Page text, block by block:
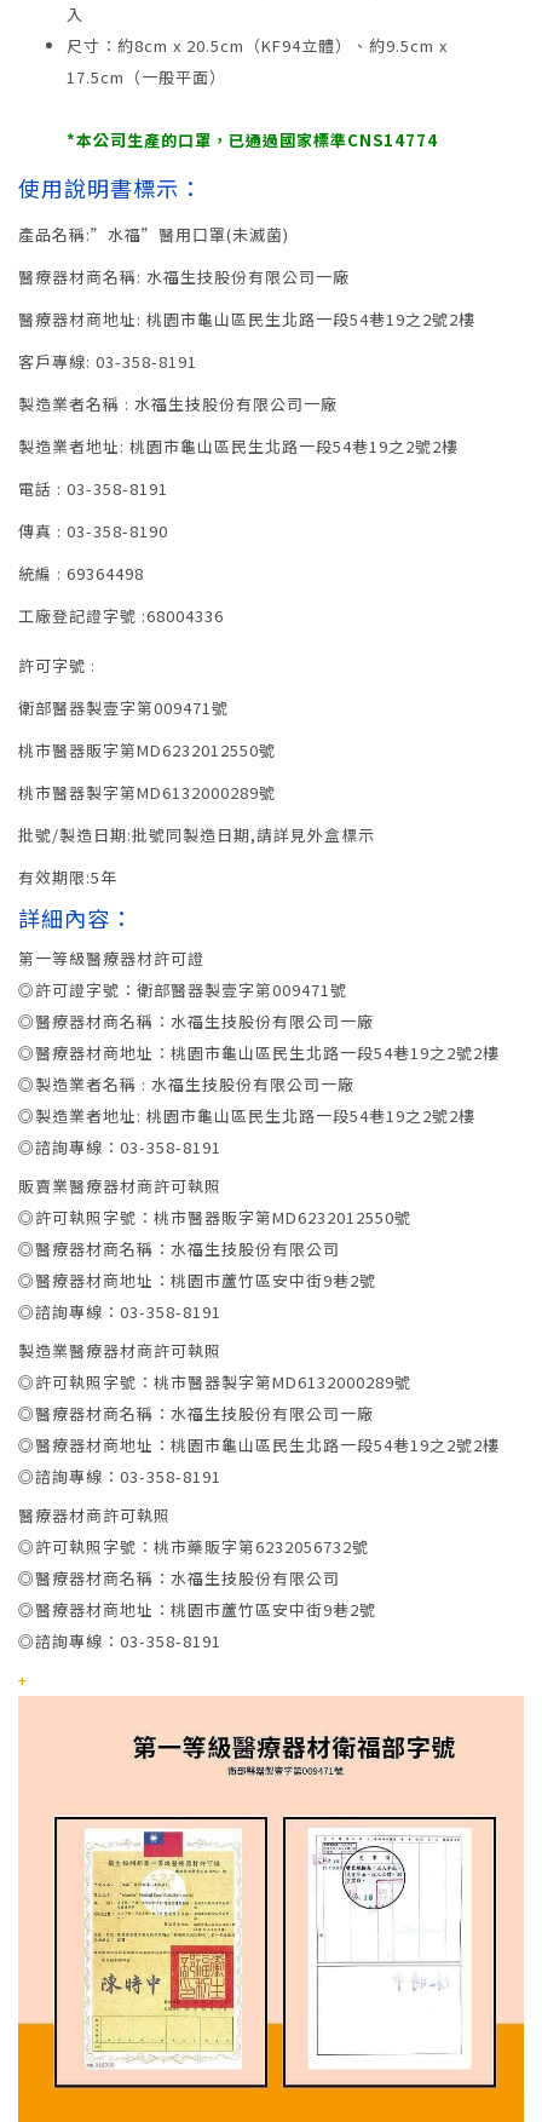
入
尺寸：約8cm x 20.5cm（KF94立體）、約9.5cm x
17.5cm（一般平面）
*本公司生產的口罩，已通過國家標準CNS14774
使用說明書標示：
產品名稱:”水福”醫用口罩(未滅菌)
醫療器材商名稱: 水福生技股份有限公司一廠
醫療器材商地址: 桃園市龜山區民生北路一段54巷19之2號2樓
客戶專線: 03-358-8191
製造業者名稱 : 水福生技股份有限公司一廠
製造業者地址: 桃園市龜山區民生北路一段54巷19之2號2樓
電話 : 03-358-8191
傳真 : 03-358-8190
統編 : 69364498
工廠登記證字號 :68004336
許可字號 :
衛部醫器製壹字第009471號
桃市醫器販字第MD6232012550號
桃市醫器製字第MD6132000289號
批號/製造日期:批號同製造日期,請詳見外盒標示
有效期限:5年
詳細內容：
第一等級醫療器材許可證
◎許可證字號：衛部醫器製壹字第009471號
◎醫療器材商名稱：水福生技股份有限公司一廠
◎醫療器材商地址：桃園市龜山區民生北路一段54巷19之2號2樓
◎製造業者名稱 : 水福生技股份有限公司一廠
◎製造業者地址: 桃園市龜山區民生北路一段54巷19之2號2樓
◎諮詢專線：03-358-8191
販賣業醫療器材商許可執照
◎許可執照字號：桃市醫器販字第MD6232012550號
◎醫療器材商名稱：水福生技股份有限公司
◎醫療器材商地址：桃園市蘆竹區安中街9巷2號
◎諮詢專線：03-358-8191
製造業醫療器材商許可執照
◎許可執照字號：桃市醫器製字第MD6132000289號
◎醫療器材商名稱：水福生技股份有限公司一廠
◎醫療器材商地址：桃園市龜山區民生北路一段54巷19之2號2樓
◎諮詢專線：03-358-8191
醫療器材商許可執照
◎許可執照字號：桃市藥販字第6232056732號
◎醫療器材商名稱：水福生技股份有限公司
◎醫療器材商地址：桃園市蘆竹區安中街9巷2號
◎諮詢專線：03-358-8191
+